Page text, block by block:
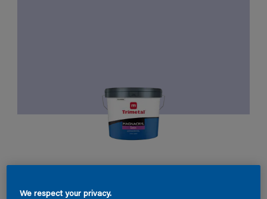
Magnacryl Satin
We respect your privacy.